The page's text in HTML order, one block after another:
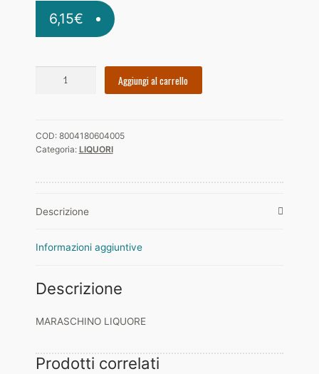
6,15€
MARASCHINO
Aggiungi al carrello
COD: 8004180604005
Categoria: LIQUORI
Descrizione
Informazioni aggiuntive
Descrizione
MARASCHINO LIQUORE
Prodotti correlati